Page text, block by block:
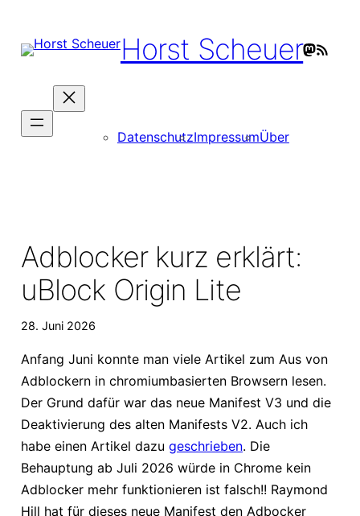
Inhalt
springen
Horst Scheuer RSS-Feed
DatenschutzImpressumÜber
Adblocker kurz erklärt:
uBlock Origin Lite
28. Juni 2026
Anfang Juni konnte man viele Artikel zum Aus von
Adblockern in chromiumbasierten Browsern lesen.
Der Grund dafür war das neue Manifest V3 und die
Deaktivierung des alten Manifests V2. Auch ich
habe einen Artikel dazu geschrieben. Die
Behauptung ab Juli 2026 würde in Chrome kein
Adblocker mehr funktionieren ist falsch!! Raymond
Hill hat für dieses neue Manifest den Adbocker